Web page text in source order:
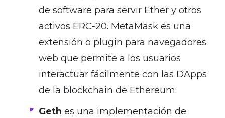
de software para servir Ether y otros
activos ERC-20. MetaMask es una
extensión o plugin para navegadores
web que permite a los usuarios
interactuar fácilmente con las DApps
de la blockchain de Ethereum.
Geth es una implementación de